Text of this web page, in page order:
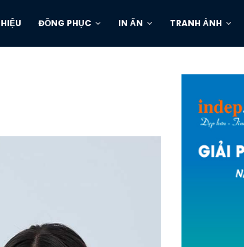
ĐỒNG PHỤC IN ẤN TRANH ẢNH